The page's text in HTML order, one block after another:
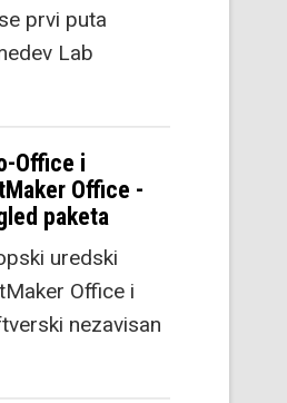
prvi puta
Lab
Office i
Office -
paketa
uredski
Office i
nezavisan